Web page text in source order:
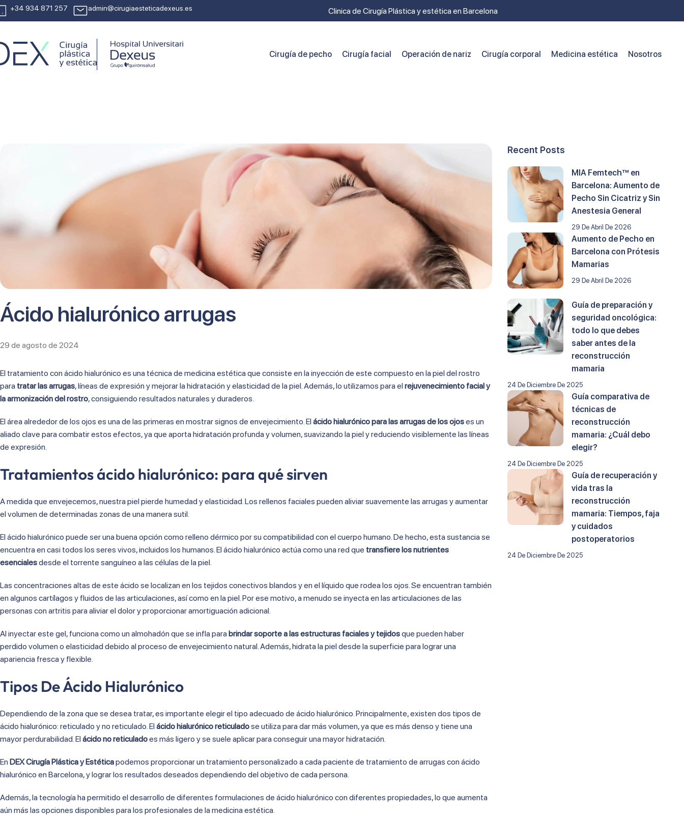
+34 934 871 257 admin@cirugiaesteticadexeus.es Clinica de Cirugía Plástica y estética en Barcelona
Cirugía de pecho Cirugía facial Operación de nariz Cirugía corporal Medicina estética Nosotros
Ácido hialurónico arrugas
29 de agosto de 2024
El tratamiento con ácido hialurónico es una técnica de medicina estética que consiste en la inyección de este compuesto en la piel del rostro
para tratar las arrugas, líneas de expresión y mejorar la hidratación y elasticidad de la piel. Además, lo utilizamos para elrejuvenecimiento facial y
la armonización del rostro, consiguiendo resultados naturales y duraderos.
El área alrededor de los ojos es una de las primeras en mostrar signos de envejecimiento. Elácido hialurónico para las arrugas de los ojoses un
aliado clave para combatir estos efectos, ya que aporta hidratación profunda y volumen, suavizando la piel y reduciendo visiblemente las líneas
de expresión.
Tratamientos ácido hialurónico: para qué sirven
A medida que envejecemos, nuestra piel pierde humedad y elasticidad. Los rellenos faciales pueden aliviar suavemente las arrugas y aumentar
el volumen de determinadas zonas de una manera sutil.
El ácido hialurónico puede ser una buena opción como relleno dérmico por su compatibilidad con el cuerpo humano. De hecho, esta sustancia se
encuentra en casi todos los seres vivos, incluidos los humanos. El ácido hialurónico actúa como una red que transfiere los nutrientes
esencialesdesde el torrente sanguíneo a las células de la piel.
Las concentraciones altas de este ácido se localizan en los tejidos conectivos blandos y en el líquido que rodea los ojos. Se encuentran también
en algunos cartílagos y fluidos de las articulaciones, así como en la piel. Por ese motivo, a menudo se inyecta en las articulaciones de las
personas con artritis para aliviar el dolor y proporcionar amortiguación adicional.
Al inyectar este gel, funciona como un almohadón que se infla para brindar soporte a las estructuras faciales y tejidosque pueden haber
perdido volumen o elasticidad debido al proceso de envejecimiento natural. Además, hidrata la piel desde la superficie para lograr una
apariencia fresca y flexible.
Tipos De Ácido Hialurónico
Dependiendo de la zona que se desea tratar, es importante elegir el tipo adecuado de ácido hialurónico. Principalmente, existen dos tipos de
ácido hialurónico: reticulado y no reticulado. Elácido hialurónico reticuladose utiliza para dar más volumen, ya que es más denso y tiene una
mayor perdurabilidad. Elácido no reticuladoes más ligero y se suele aplicar para conseguir una mayor hidratación.
En DEX Cirugía Plástica y Estéticapodemos proporcionar un tratamiento personalizado a cada paciente de tratamiento de arrugas con ácido
hialurónico en Barcelona, y lograr los resultados deseados dependiendo del objetivo de cada persona.
Además, la tecnología ha permitido el desarrollo de diferentes formulaciones de ácido hialurónico con diferentes propiedades, lo que aumenta
aún más las opciones disponibles para los profesionales de la medicina estética.
Recent Posts
MIA Femtech™ en
Barcelona: Aumento de
Pecho Sin Cicatriz y Sin
Anestesia General
29 De Abril De 2026
Aumento de Pecho en
Barcelona con Prótesis
Mamarias
29 De Abril De 2026
Guía de preparación y
seguridad oncológica:
todo lo que debes
saber antes de la
reconstrucción
mamaria
24 De Diciembre De 2025
Guía comparativa de
técnicas de
reconstrucción
mamaria: ¿Cuál debo
elegir?
24 De Diciembre De 2025
Guía de recuperación y
vida tras la
reconstrucción
mamaria: Tiempos, faja
y cuidados
postoperatorios
24 De Diciembre De 2025